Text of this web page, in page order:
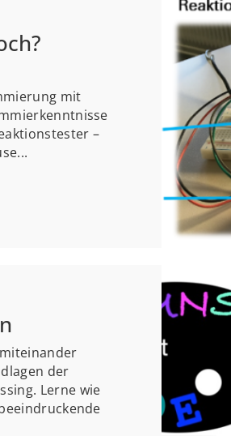
mit
–
der
Lerne wie